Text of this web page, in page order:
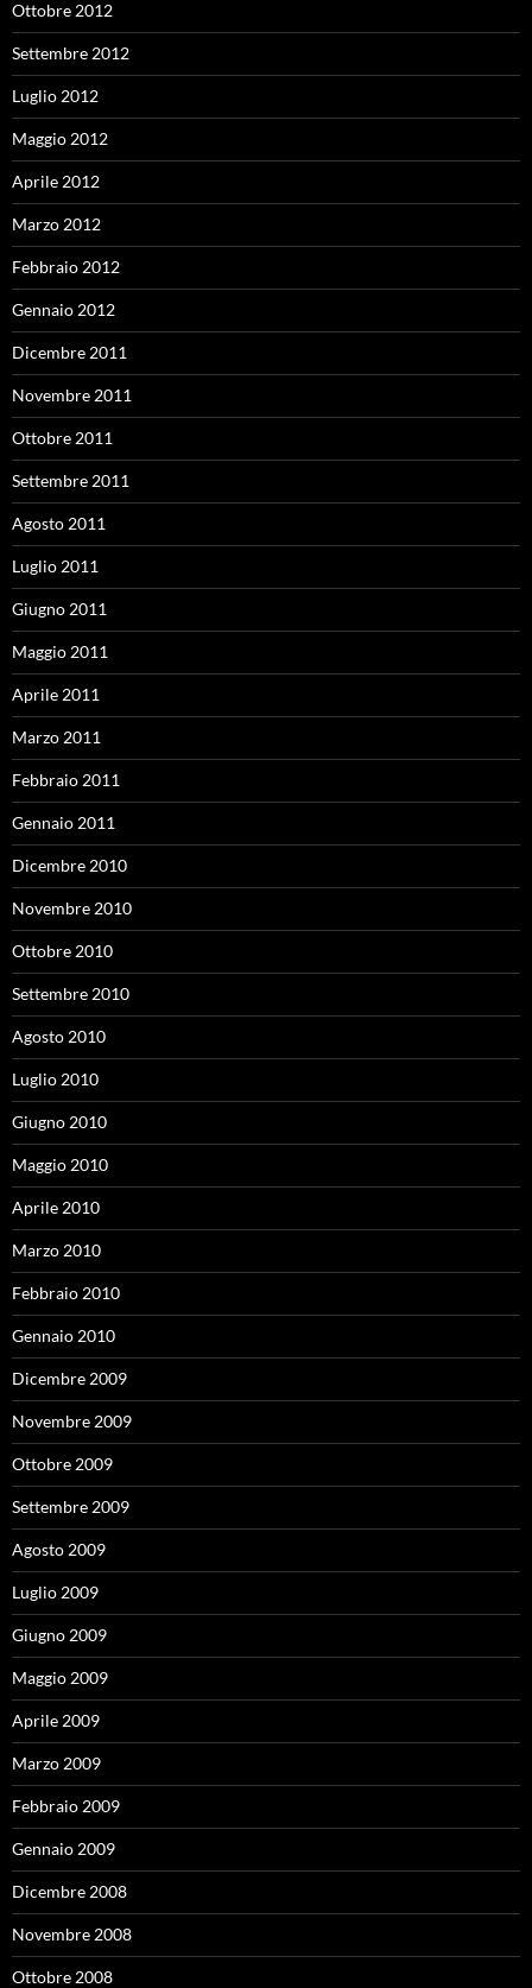
Ottobre 2012
Settembre 2012
Luglio 2012
Maggio 2012
Aprile 2012
Marzo 2012
Febbraio 2012
Gennaio 2012
Dicembre 2011
Novembre 2011
Ottobre 2011
Settembre 2011
Agosto 2011
Luglio 2011
Giugno 2011
Maggio 2011
Aprile 2011
Marzo 2011
Febbraio 2011
Gennaio 2011
Dicembre 2010
Novembre 2010
Ottobre 2010
Settembre 2010
Agosto 2010
Luglio 2010
Giugno 2010
Maggio 2010
Aprile 2010
Marzo 2010
Febbraio 2010
Gennaio 2010
Dicembre 2009
Novembre 2009
Ottobre 2009
Settembre 2009
Agosto 2009
Luglio 2009
Giugno 2009
Maggio 2009
Aprile 2009
Marzo 2009
Febbraio 2009
Gennaio 2009
Dicembre 2008
Novembre 2008
Ottobre 2008